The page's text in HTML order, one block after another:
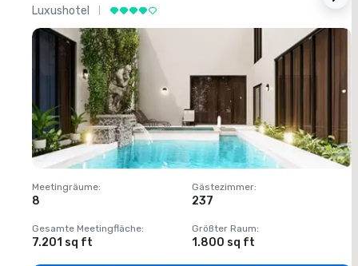
Luxushotel
Meetingräume:
8
Gästezimmer:
237
Gesamte Meetingfläche:
7.201 sq ft
Größter Raum:
1.800 sq ft